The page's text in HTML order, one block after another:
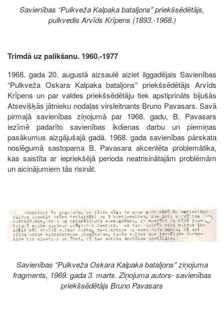
Savienības “Pulkveža Kalpaka bataljons” priekšsēdētājs,
pulkvedis Arvīds Krīpens (1893.-1968.)
Trimdā uz palikšanu. 1960.-1977
1968. gada 20. augustā aizsaulē aiziet ilggadējais Savienības
“Pulkveža Oskara Kalpaka bataljons” priekšsēdētājs Arvīds
Krīpens un par valdes priekšsēdētāju tiek apstiprināts bijušās
Atsevišķās jātnieku nodaļas virsleitnants Bruno Pavasars. Savā
pirmajā savienības ziņojumā par 1968. gadu, B. Pavasars
iezīmē padarīto savienības ikdienas darbu un piemiņas
pasākumus aizgājušajā gadā. 1968. gada savienības pārskata
noslēgumā sastopama B. Pavasara akcentēta problemātika,
kas saistīta ar iepriekšējā perioda neatrisinātajām problēmām
un aicinājumiem tās risināt.
Image
Savienības “Pulkveža Oskara Kalpaka bataljons” ziņojuma
fragments, 1969. gada 3. marts. Ziņojuma autors- savienības
priekšsēdētājs Bruno Pavasars